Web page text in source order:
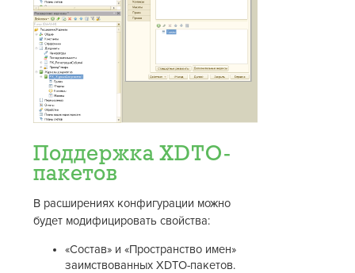
Поддержка XDTO-
пакетов
В расширениях конфигурации можно
будет модифицировать свойства:
«Состав» и «Пространство имен»
заимствованных XDTO-пакетов.